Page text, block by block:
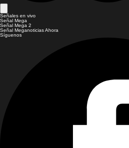
Señales en vivo
Señal Mega
Señal Mega 2
Señal Meganoticias Ahora
Síguenos